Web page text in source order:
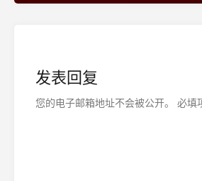
发表回复
您的电子邮箱地址不会被公开。 必填